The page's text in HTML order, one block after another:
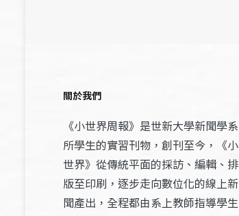
關於我們
《小世界周報》是世新大學新聞學系
所學生的實習刊物，創刊至今，《小
世界》從傳統平面的採訪、編輯、排
版至印刷，逐步走向數位化的線上新
聞產出，全程都由系上教師指導學生